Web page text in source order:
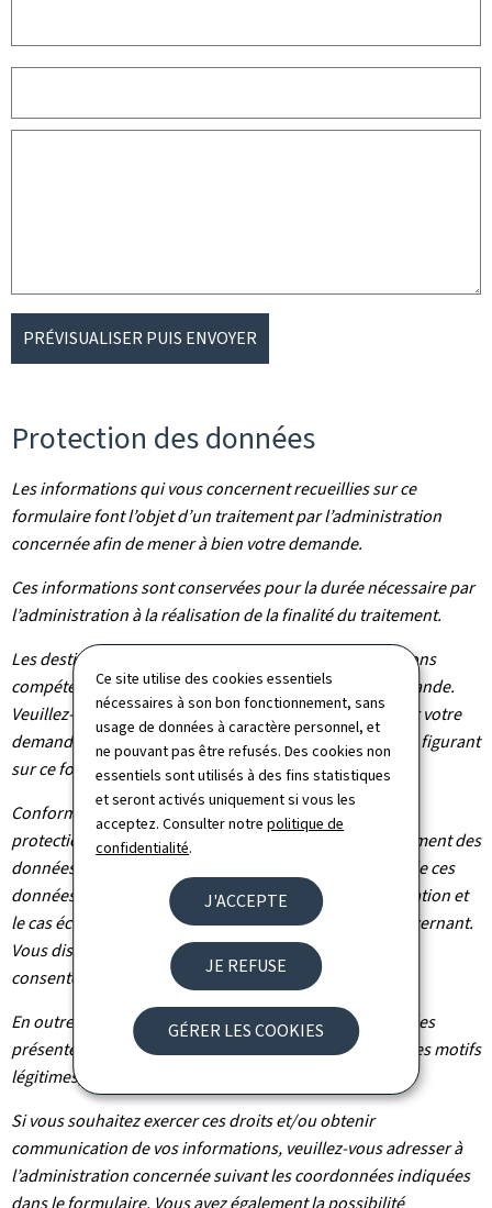
Ce site utilise des cookies essentiels
nécessaires à son bon fonctionnement, sans
usage de données à caractère personnel, et
ne pouvant pas être refusés. Des cookies non
essentiels sont utilisés à des fins statistiques
et seront activés uniquement si vous les
acceptez. Consulter notrepolitique de
confidentialité.
J'ACCEPTE
JE REFUSE
GÉRER LES COOKIES
PRÉVISUALISER PUIS ENVOYER
Protection des données
Les informations qui vous concernent recueillies sur ce
formulaire font l’objet d’un traitement par l’administration
concernée afin de mener à bien votre demande.
Ces informations sont conservées pour la durée nécessaire par
l’administration à la réalisation de la finalité du traitement.
Les destinataires de vos données sont les administrations
compétentes dans le cadre du traitement de votre demande.
Veuillez-vous adresser à l’administration concernée par votre
demande pour connaître les destinataires des données figurant
sur ce formulaire.
Conformément au règlement (UE) 2016/679 relatif à la
protection des personnes physiques à l'égard du traitement des
données à caractère personnel et à la libre circulation de ces
données, vous bénéficiez d’un droit d’accès, de rectification et
le cas échéant d’effacement des informations vous concernant.
Vous disposez également du droit de retirer votre
consentement à tout moment.
En outre et excepté le cas où le traitement de vos données
présente un caractère obligatoire, vous pouvez, pour des motifs
légitimes, vous y opposer.
Si vous souhaitez exercer ces droits et/ou obtenir
communication de vos informations, veuillez-vous adresser à
l’administration concernée suivant les coordonnées indiquées
dans le formulaire. Vous avez également la possibilité